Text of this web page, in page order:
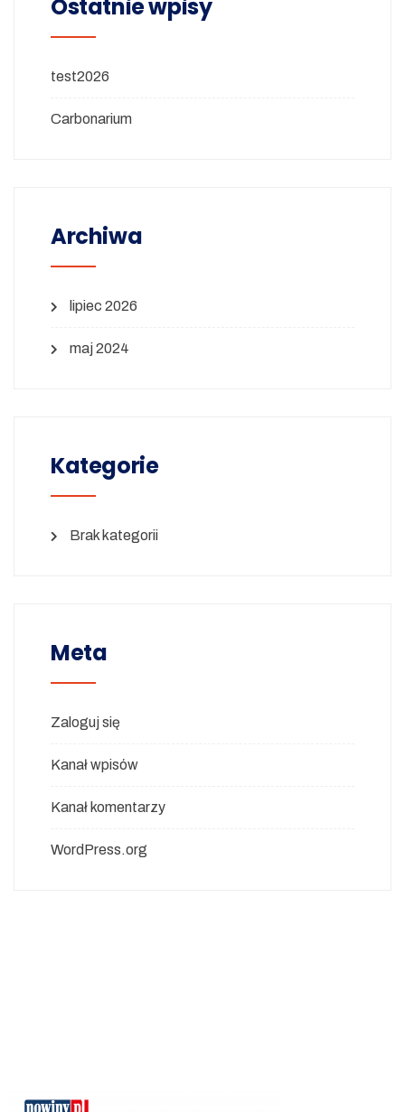
Ostatnie wpisy
test2026
Carbonarium
Archiwa
lipiec 2026
maj 2024
Kategorie
Brak kategorii
Meta
Zaloguj się
Kanał wpisów
Kanał komentarzy
WordPress.org